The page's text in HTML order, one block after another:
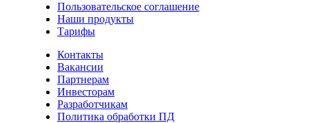
Пользовательское соглашение
Наши продукты
Тарифы
Контакты
Вакансии
Партнерам
Инвесторам
Разработчикам
Политика обработки ПД